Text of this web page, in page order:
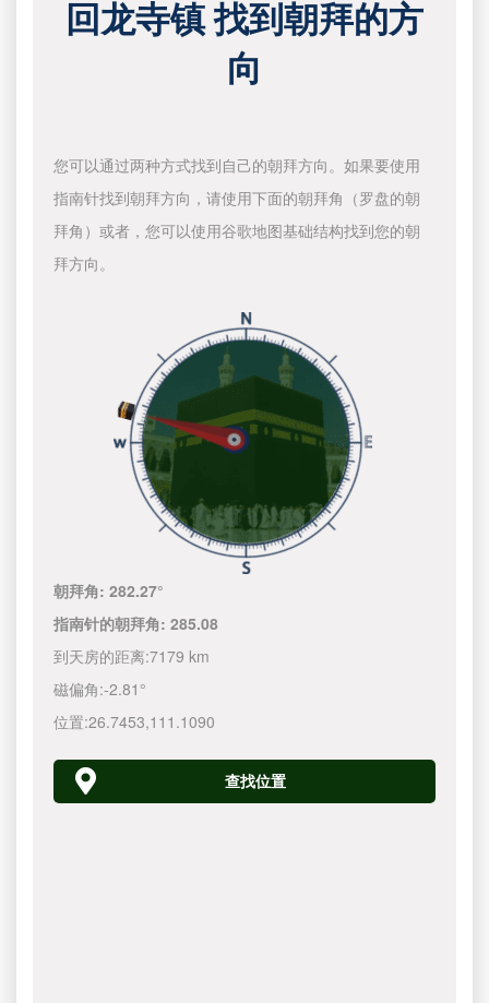
回龙寺镇 找到朝拜的方
向
您可以通过两种方式找到自己的朝拜方向。如果要使用
指南针找到朝拜方向，请使用下面的朝拜角（罗盘的朝
拜角）或者，您可以使用谷歌地图基础结构找到您的朝
拜方向。
朝拜角:282.27°
指南针的朝拜角:285.08
到天房的距离:7179 km
磁偏角:-2.81°
位置:26.7453,111.1090
查找位置